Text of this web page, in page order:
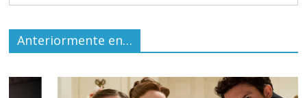
Anteriormente en…